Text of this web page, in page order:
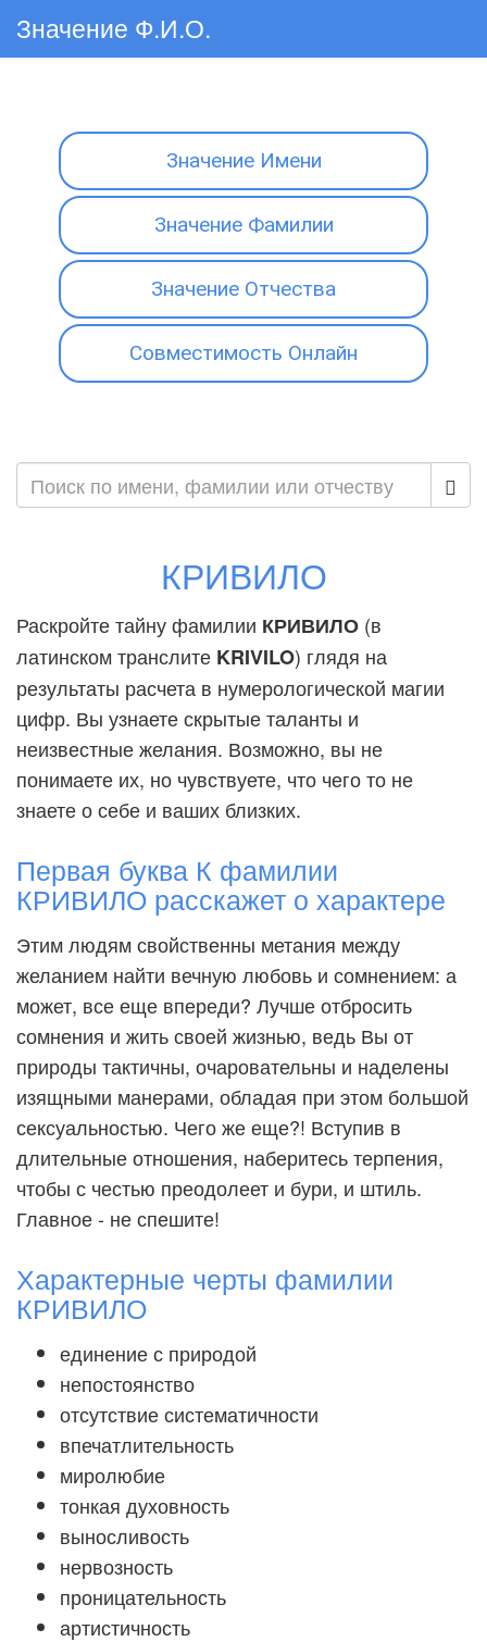
Значение Ф.И.О.
Значение Имени
Значение Фамилии
Значение Отчества
Совместимость Онлайн
КРИВИЛО
Раскройте тайну фамилии КРИВИЛО (в
латинском транслите KRIVILO) глядя на
результаты расчета в нумерологической магии
цифр. Вы узнаете скрытые таланты и
неизвестные желания. Возможно, вы не
понимаете их, но чувствуете, что чего то не
знаете о себе и ваших близких.
Первая буква К фамилии
КРИВИЛО расскажет о характере
Этим людям свойственны метания между
желанием найти вечную любовь и сомнением: а
может, все еще впереди? Лучше отбросить
сомнения и жить своей жизнью, ведь Вы от
природы тактичны, очаровательны и наделены
изящными манерами, обладая при этом большой
сексуальностью. Чего же еще?! Вступив в
длительные отношения, наберитесь терпения,
чтобы с честью преодолеет и бури, и штиль.
Главное - не спешите!
Характерные черты фамилии
КРИВИЛО
единение с природой
непостоянство
отсутствие систематичности
впечатлительность
миролюбие
тонкая духовность
выносливость
нервозность
проницательность
артистичность